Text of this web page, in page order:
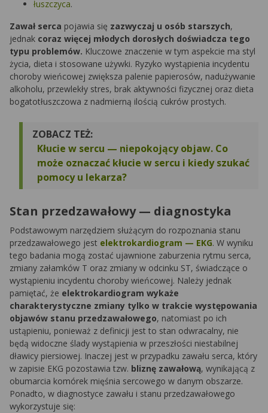
łuszczyca.
Zawał serca pojawia się zazwyczaj u osób starszych,
jednak coraz więcej młodych dorosłych doświadcza tego
typu problemów. Kluczowe znaczenie w tym aspekcie ma styl
życia, dieta i stosowane używki. Ryzyko wystąpienia incydentu
choroby wieńcowej zwiększa palenie papierosów, nadużywanie
alkoholu, przewlekły stres, brak aktywności fizycznej oraz dieta
bogatotłuszczowa z nadmierną ilością cukrów prostych.
ZOBACZ TEŻ:
Kłucie w sercu — niepokojący objaw. Co
może oznaczać kłucie w sercu i kiedy szukać
pomocy u lekarza?
Stan przedzawałowy — diagnostyka
Podstawowym narzędziem służącym do rozpoznania stanu
przedzawałowego jest elektrokardiogram — EKG. W wyniku
tego badania mogą zostać ujawnione zaburzenia rytmu serca,
zmiany załamków T oraz zmiany w odcinku ST, świadczące o
wystąpieniu incydentu choroby wieńcowej. Należy jednak
pamiętać, że elektrokardiogram wykaże
charakterystyczne zmiany tylko w trakcie występowania
objawów stanu przedzawałowego, natomiast po ich
ustąpieniu, ponieważ z definicji jest to stan odwracalny, nie
będą widoczne ślady wystąpienia w przeszłości niestabilnej
dławicy piersiowej. Inaczej jest w przypadku zawału serca, który
w zapisie EKG pozostawia tzw. bliznę zawałową, wynikającą z
obumarcia komórek mięśnia sercowego w danym obszarze.
Ponadto, w diagnostyce zawału i stanu przedzawałowego
wykorzystuje się: